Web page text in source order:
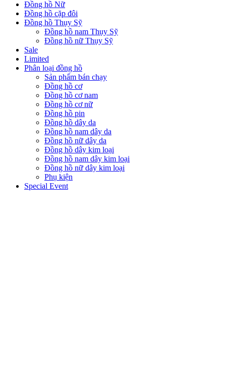
Đồng hồ Nữ
Đồng hồ cặp đôi
Đồng hồ Thụy Sỹ
Đồng hồ nam Thụy Sỹ
Đồng hồ nữ Thụy Sỹ
Sale
Limited
Phân loại đồng hồ
Sản phẩm bán chạy
Đồng hồ cơ
Đồng hồ cơ nam
Đồng hồ cơ nữ
Đồng hồ pin
Đồng hồ dây da
Đồng hồ nam dây da
Đồng hồ nữ dây da
Đồng hồ dây kim loại
Đồng hồ nam dây kim loại
Đồng hồ nữ dây kim loại
Phụ kiện
Special Event